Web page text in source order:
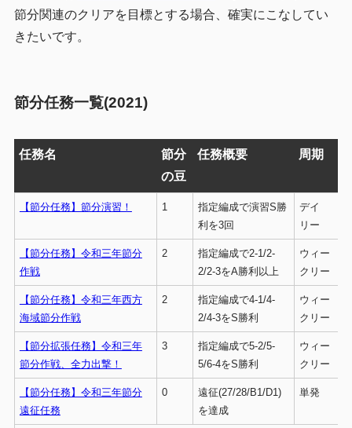
節分関連のクリアを目標とする場合、確実にこなしてい
きたいです。
節分任務一覧(2021)
任務名
節分
の豆
任務概要 周期
【節分任務】節分演習！ 1
指定編成で演習S勝
利を3回
デイ
リー
【節分任務】令和三年節分
作戦
2
指定編成で2-1/2-
2/2-3をA勝利以上
ウィー
クリー
【節分任務】令和三年西方
海域節分作戦
2
指定編成で4-1/4-
2/4-3をS勝利
ウィー
クリー
【節分拡張任務】令和三年
節分作戦、全力出撃！
3
指定編成で5-2/5-
5/6-4をS勝利
ウィー
クリー
【節分任務】令和三年節分
遠征任務
0
遠征(27/28/B1/D1)
を達成
単発